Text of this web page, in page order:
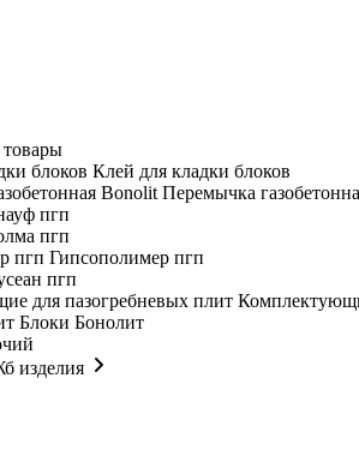
товары
Клей для кладки блоков
Перемычка
пгп
пгп
Гипсополимер пгп
пгп
Блоки Бонолит
изделия